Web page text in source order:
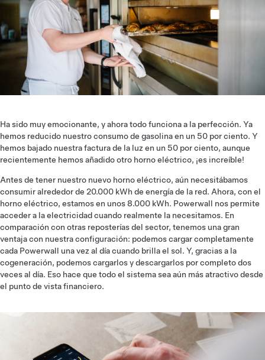
Ha sido muy emocionante, y ahora todo funciona a la perfección. Ya
hemos reducido nuestro consumo de gasolina en un 50 por ciento. Y
hemos bajado nuestra factura de la luz en un 50 por ciento, aunque
recientemente hemos añadido otro horno eléctrico, ¡es increíble!
Antes de tener nuestro nuevo horno eléctrico, aún necesitábamos
consumir alrededor de 20.000 kWh de energía de la red. Ahora, con el
horno eléctrico, estamos en unos 8.000 kWh. Powerwall nos permite
acceder a la electricidad cuando realmente la necesitamos. En
comparación con otras reposterías del sector, tenemos una gran
ventaja con nuestra configuración: podemos cargar completamente
cada Powerwall una vez al día cuando brilla el sol. Y, gracias a la
cogeneración, podemos cargarlos y descargarlos por completo dos
veces al día. Eso hace que todo el sistema sea aún más atractivo desde
el punto de vista financiero.